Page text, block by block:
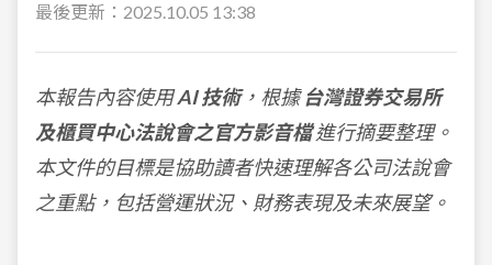
最後更新： 2025.10.05 13:38
本報告內容使用AI 技術，根據台灣證券交易所
及櫃買中心法說會之官方影音檔進行摘要整理。
本文件的目標是協助讀者快速理解各公司法說會
之重點，包括營運狀況、財務表現及未來展望。